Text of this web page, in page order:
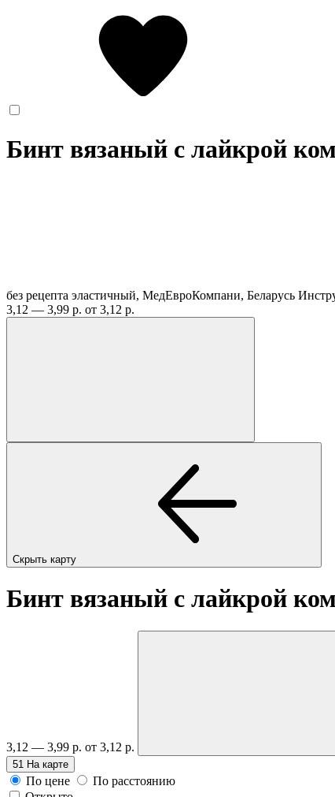
Бинт вязаный с лайкрой
без рецепта эластичный, МедЕвроКомпани, Беларусь
3,12 — 3,99 р. от 3,12 р.
Скрыть карту
Бинт вязаный с лайкрой
3,12 — 3,99 р. от 3,12 р.
51 На карте
По цене
По расстоянию